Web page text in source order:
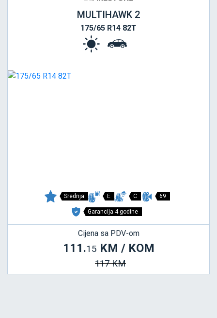
MULTIHAWK 2
175/65 R14 82T
Srednja E C 69
Garancija 4 godine
Cijena sa PDV-om
111.15 KM / KOM
117 KM